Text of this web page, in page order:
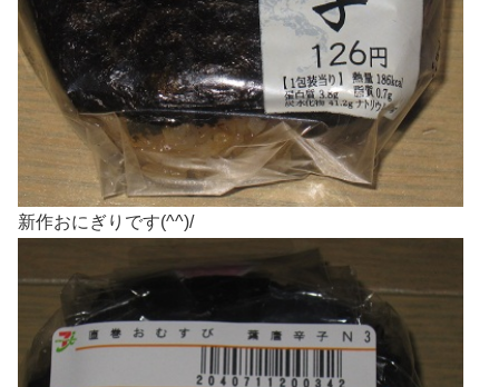
新作おにぎりです(^^)/